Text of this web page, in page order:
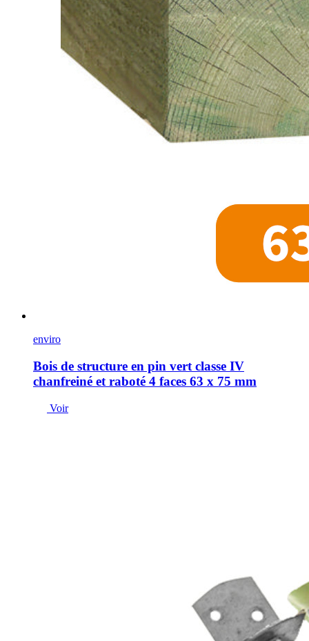
enviro
Bois de structure en pin vert classe IV
chanfreiné et raboté 4 faces 63 x 75 mm
Voir